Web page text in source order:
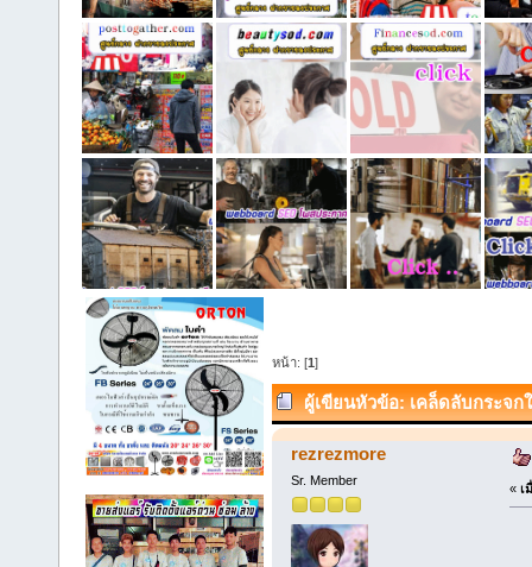
หน้า: [1 ]
ผู้เขียนหัวข้อ: เคล็ดลับกระจก
rezrezmore
Sr. Member
« เ